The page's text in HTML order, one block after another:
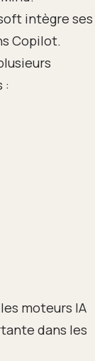
intègre ses
Copilot.
:
moteurs IA
dans les